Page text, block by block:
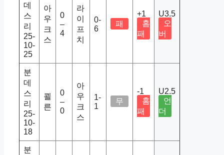
데
스
리
25-
10-
25
아
우
크
스
0
–
4
라
이
프
치
0-
6
패
+1
홈
패
U3.5
오
버
분
데
스
리
25-
10-
18
쾰
른
0
–
0
아
우
크
스
1-
1
무
-1
홈
패
U2.5
언
더
분